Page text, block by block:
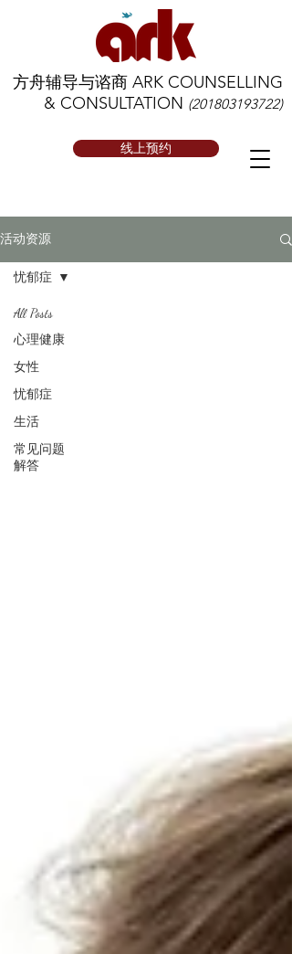
方舟辅导与谘商 ARK COUNSELLING
& CONSULTATION (201803193722)
线上预约
活动资源
All Posts
心理健康
女性
忧郁症
生活
常见问题
解答
忧郁症